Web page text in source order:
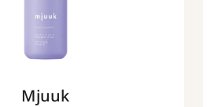
Mjuuk